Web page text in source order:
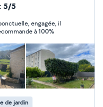
nécessaire.
5/5
engagée, il
m'a rendu service ça fait plaisir. je le recommande à 100%
de jardin